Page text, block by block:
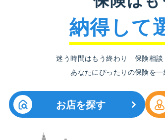
納得して
迷う時間はもう終わり 保険相談
あなたにぴったりの保険を
お店を探す